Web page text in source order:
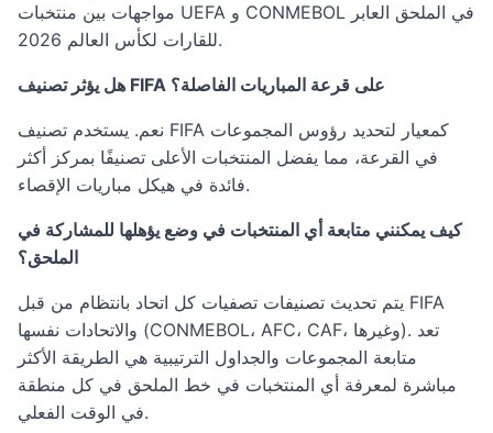
مواجهات بين منتخبات UEFA و CONMEBOL في الملحق العابر
للقارات لكأس العالم 2026.
هل يؤثر تصنيف FIFA على قرعة المباريات الفاصلة؟
نعم. يستخدم تصنيف FIFA كمعيار لتحديد رؤوس المجموعات
في القرعة، مما يفضل المنتخبات الأعلى تصنيفًا بمركز أكثر
فائدة في هيكل مباريات الإقصاء.
كيف يمكنني متابعة أي المنتخبات في وضع يؤهلها للمشاركة في
الملحق؟
يتم تحديث تصنيفات تصفيات كل اتحاد بانتظام من قبل FIFA
والاتحادات نفسها (CONMEBOL، AFC، CAF، وغيرها). تعد
متابعة المجموعات والجداول الترتيبية هي الطريقة الأكثر
مباشرة لمعرفة أي المنتخبات في خط الملحق في كل منطقة
في الوقت الفعلي.